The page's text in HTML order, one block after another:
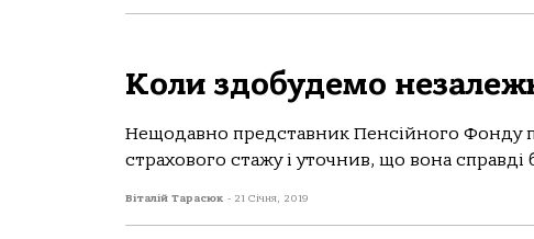
Коли здобудемо
Нещодавно представник Пенсійного Фонду
страхового стажу і уточнив, що вона справді
Віталій Тарасюк - 21 Січня, 2019